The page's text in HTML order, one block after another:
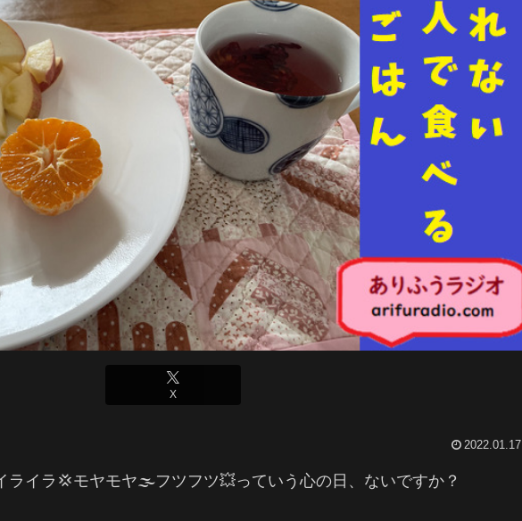
X
2022.01.17
ライラ💢モヤモヤ🌫フツフツ💥っていう心の日、ないですか？